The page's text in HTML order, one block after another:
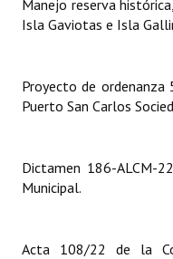
Ejecución Presupuestaria
NORMATIVA
Declaraciones
Resoluciones de
Manejo reserva
Isla Gaviotas e Isla
Proyecto de
Puerto San Carlos
Dictamen 186-ALCM-
Municipal.
Acta 108/22 de la